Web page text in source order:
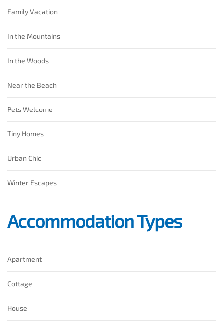
Family Vacation
In the Mountains
In the Woods
Near the Beach
Pets Welcome
Tiny Homes
Urban Chic
Winter Escapes
Accommodation Types
Apartment
Cottage
House